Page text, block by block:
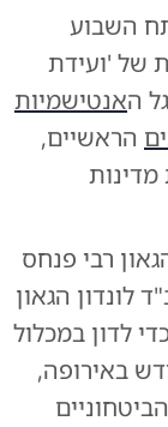
תיעוד מהכינוס
השבוע
של 'ועידת
האנטישמיות
הראשיים,
מדינות
רבי פנחס
לונדון הגאון
לדון במכלול
באירופה,